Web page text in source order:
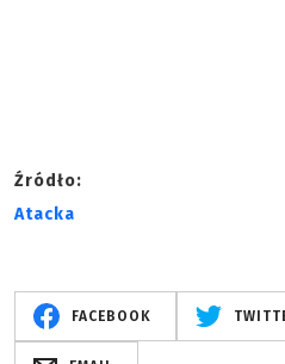
Źródło:
Atacka
FACEBOOK